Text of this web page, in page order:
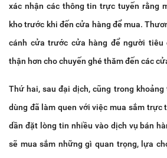
xác nhận các thông tin trực tuyến rằng
kho trước khi đến cửa hàng để mua.
cánh cửa trước cửa hàng để người tiêu
thận hơn cho chuyến ghé thăm đến các
Thứ hai, sau đại dịch, cũng trong
dùng đã làm quen với việc mua sắm trực
dần đặt lòng tin nhiều vào dịch vụ bán
sẽ mua sắm những gì quan trọng, lựa